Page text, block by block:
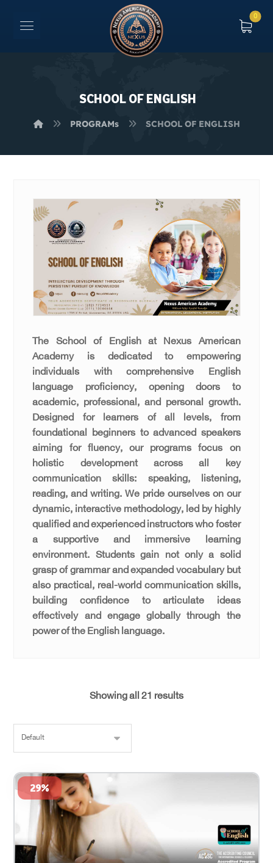
SCHOOL OF ENGLISH
PROGRAMs SCHOOL OF ENGLISH
The School of English at Nexus American
Academy is dedicated to empowering
individuals with comprehensive English
language proficiency, opening doors to
academic, professional, and personal growth.
Designed for learners of all levels, from
foundational beginners to advanced speakers
aiming for fluency, our programs focus on
holistic development across all key
communication skills: speaking, listening,
reading, and writing. We pride ourselves on our
dynamic, interactive methodology, led by highly
qualified and experienced instructors who foster
a supportive and immersive learning
environment. Students gain not only a solid
grasp of grammar and expanded vocabulary but
also practical, real-world communication skills,
building confidence to articulate ideas
effectively and engage globally through the
power of the English language.
Showing all 21 results
29%